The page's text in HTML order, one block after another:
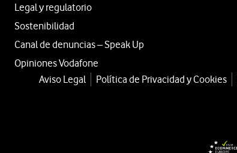
Legal y regulatorio
Sostenibilidad
Canal de denuncias – Speak Up
Opiniones Vodafone
Aviso Legal Política de Privacidad y Cookies